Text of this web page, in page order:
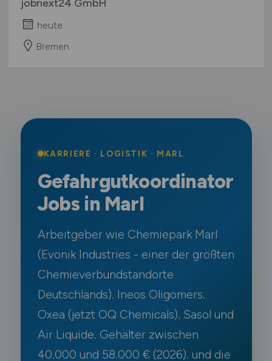
jobnext24 GmbH
heute
Bremen
KARRIERE · LOGISTIK · MARL
Gefahrgutkoordinator
Jobs in Marl
Arbeitgeber wie Chemiepark Marl
(Evonik Industries - einer der größten
Chemieverbundstandorte
Deutschlands). Ineos Oligomers.
Oxea (jetzt OQ Chemicals). Sasol und
Air Liquide. Gehälter zwischen
40.000 und 58.000 € (2026). und die